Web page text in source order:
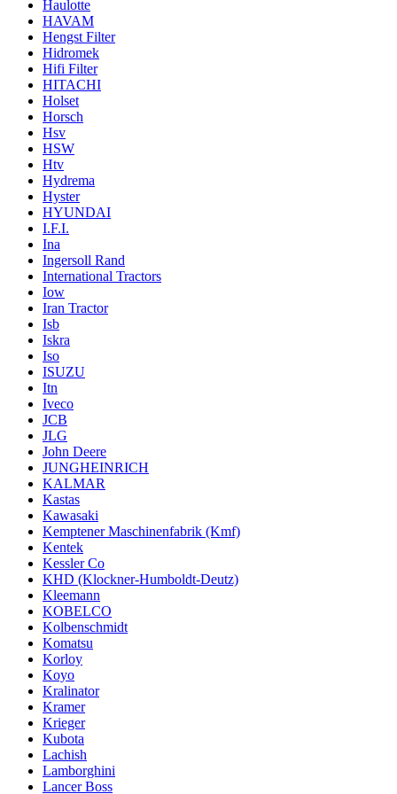
Haulotte
HAVAM
Hengst Filter
Hidromek
Hifi Filter
HITACHI
Holset
Horsch
Hsv
HSW
Htv
Hydrema
Hyster
HYUNDAI
I.F.I.
Ina
Ingersoll Rand
International Tractors
Iow
Iran Tractor
Isb
Iskra
Iso
ISUZU
Itn
Iveco
JCB
JLG
John Deere
JUNGHEINRICH
KALMAR
Kastas
Kawasaki
Kemptener Maschinenfabrik (Kmf)
Kentek
Kessler Co
KHD (Klockner-Humboldt-Deutz)
Kleemann
KOBELCO
Kolbenschmidt
Komatsu
Korloy
Koyo
Kralinator
Kramer
Krieger
Kubota
Lachish
Lamborghini
Lancer Boss